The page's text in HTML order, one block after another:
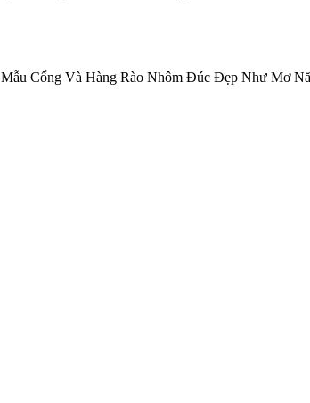
Mẫu Cổng Và Hàng Rào Nhôm Đúc Đẹp Như Mơ